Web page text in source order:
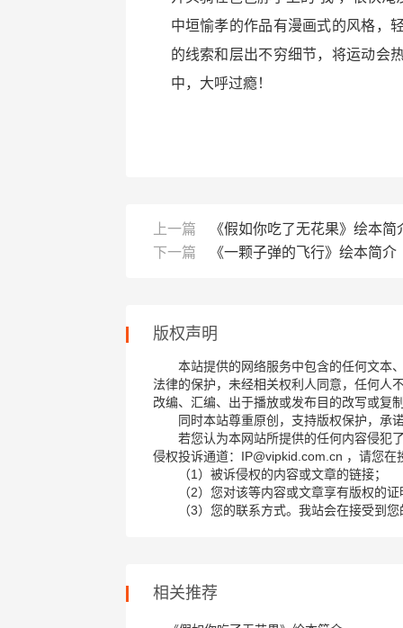
中垣愉孝的作品有漫画式的风格，
的线索和层出不穷细节，将运动会
中，大呼过瘾！
上一篇
《假如你吃了无花果》绘本简
下一篇
《一颗子弹的飞行》绘本简介
版权声明
本站提供的网络服务中包含的任何文本
法律的保护，未经相关权利人同意，任何人
改编、汇编、出于播放或发布目的改写或复
同时本站尊重原创，支持版权保护，承
若您认为本网站所提供的任何内容侵犯
侵权投诉通道：IP@vipkid.com.cn ，请您在
（1）被诉侵权的内容或文章的链接；
（2）您对该等内容或文章享有版权的
（3）您的联系方式。我站会在接受到
相关推荐